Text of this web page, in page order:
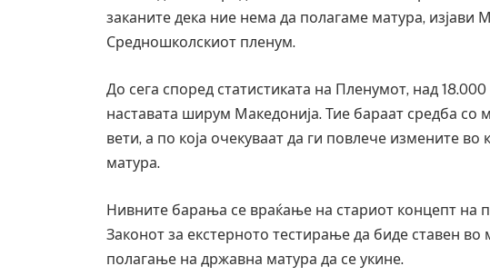
заканите дека ние нема да полагаме матура, изјави
Средношколскиот пленум.
До сега според статистиката на Пленумот, над
наставата ширум Македонија. Тие бараат средба со
вети, а по која очекуваат да ги повлече измените
матура.
Нивните барања се враќање на стариот концепт на
Законот за екстерното тестирање да биде ставен
полагање на државна матура да се укине.